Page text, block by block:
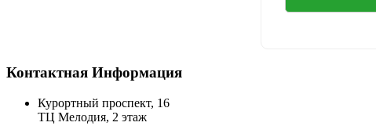
Контактная Информация
Курортный проспект, 16
ТЦ Мелодия, 2 этаж